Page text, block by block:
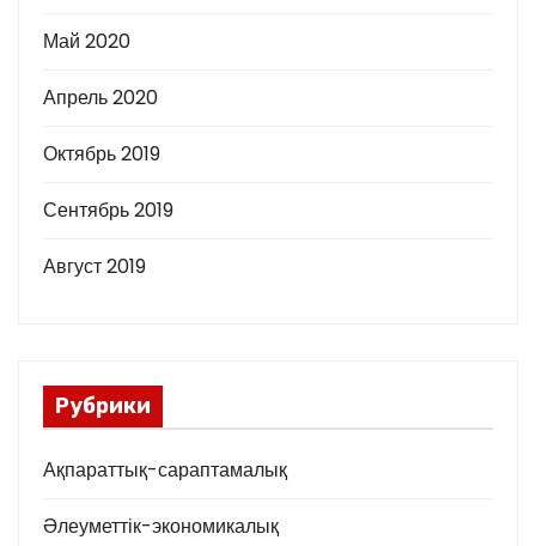
Май 2020
Апрель 2020
Октябрь 2019
Сентябрь 2019
Август 2019
Рубрики
Ақпараттық-сараптамалық
Әлеуметтік-экономикалық